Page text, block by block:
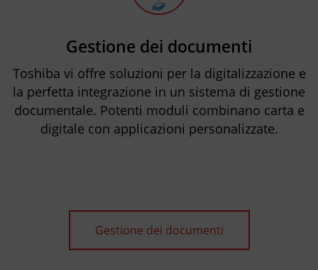
Gestione dei documenti
Toshiba vi offre soluzioni per la digitalizzazione e
la perfetta integrazione in un sistema di gestione
documentale. Potenti moduli combinano carta e
digitale con applicazioni personalizzate.
Gestione dei documenti